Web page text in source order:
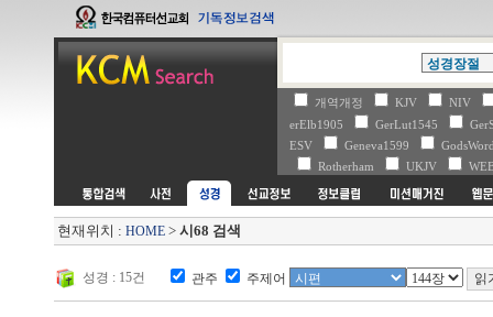
개역개정 KJV
NIV
erElb1905
GerLut1545
ESV
Geneva1599
Rotherham
UKJV
현재위치 : HOME > 시68 검색
성경 : 15건 관주 주제어